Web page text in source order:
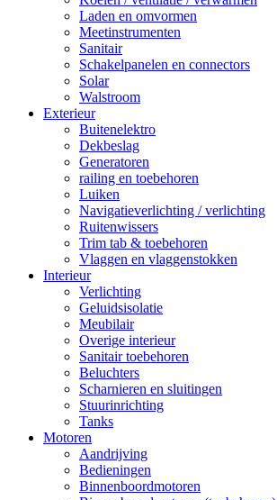
Laden en omvormen
Meetinstrumenten
Sanitair
Schakelpanelen en connectors
Solar
Walstroom
Exterieur
Buitenelektro
Dekbeslag
Generatoren
railing en toebehoren
Luiken
Navigatieverlichting / verlichting
Ruitenwissers
Trim tab & toebehoren
Vlaggen en vlaggenstokken
Interieur
Verlichting
Geluidsisolatie
Meubilair
Overige interieur
Sanitair toebehoren
Beluchters
Scharnieren en sluitingen
Stuurinrichting
Tanks
Motoren
Aandrijving
Bedieningen
Binnenboordmotoren